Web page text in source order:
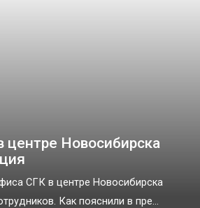
центре Новосибирска
СГК в центре Новосибирска
Как пояснили в пре...